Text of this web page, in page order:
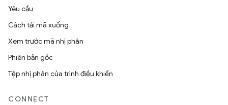
Yêu cầu
Cách tải mã xuống
Xem trước mã nhị phân
Phiên bản gốc
Tệp nhị phân của trình điều khiển
CONNECT